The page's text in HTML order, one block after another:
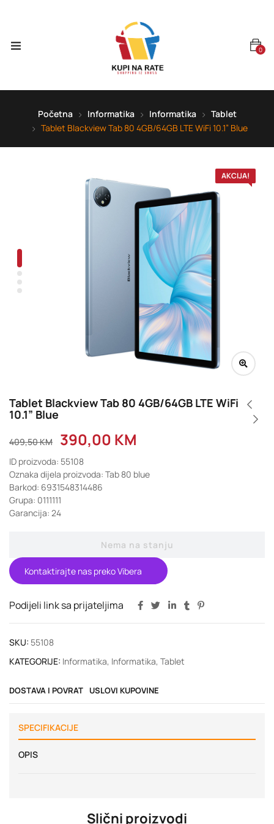
0
Početna Informatika Informatika
Tablet
Tablet Blackview Tab 80 4GB/64GB LTE WiFi 10.1” Blue
AKCIJA!
Tablet Blackview Tab 80 4GB/64GB LTE WiFi
10.1” Blue
409,50KM 390,00 KM
ID proizvoda: 55108
Oznaka dijela proizvoda: Tab 80 blue
Barkod: 6931548314486
Grupa: 0111111
Garancija: 24
Nema na stanju
Kontaktirajte nas preko Vibera
Podijeli link sa prijateljima
SKU: 55108
KATEGORIJE: Informatika, Informatika, Tablet
DOSTAVA I POVRAT USLOVI KUPOVINE
SPECIFIKACIJE
OPIS
Slični proizvodi